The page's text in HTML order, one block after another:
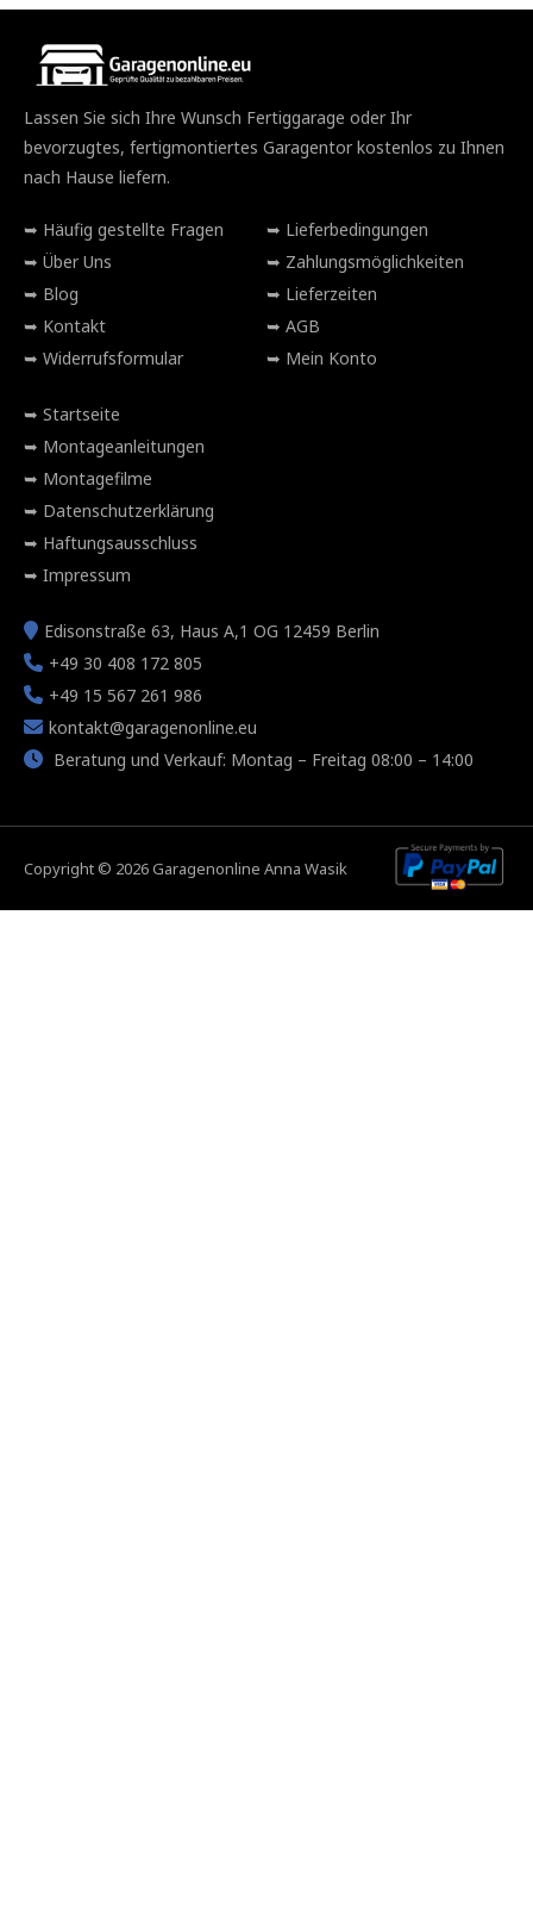
Lassen Sie sich Ihre Wunsch Fertiggarage oder Ihr
bevorzugtes, fertigmontiertes Garagentor kostenlos zu Ihnen
nach Hause liefern.
Häufig gestellte Fragen
Über Uns
Blog
Kontakt
Widerrufsformular
Lieferbedingungen
Zahlungsmöglichkeiten
Lieferzeiten
AGB
Mein Konto
Startseite
Montageanleitungen
Montagefilme
Datenschutzerklärung
Haftungsausschluss
Impressum
Edisonstraße 63, Haus A,1 OG 12459 Berlin
+49 30 408 172 805
+49 15 567 261 986
kontakt@garagenonline.eu
Beratung und Verkauf: Montag – Freitag 08:00 – 14:00
Copyright © 2026 Garagenonline Anna Wasik